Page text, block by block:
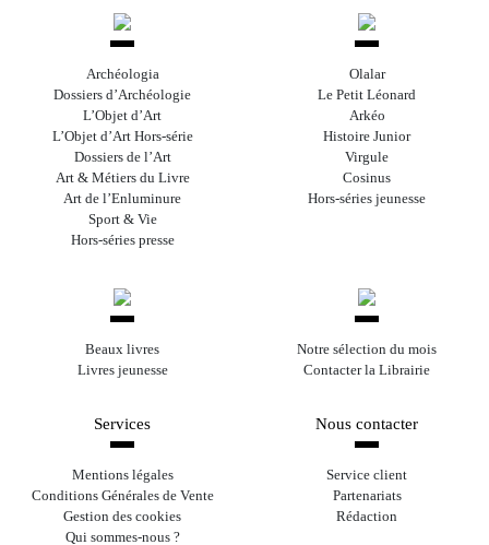
Archéologia
Dossiers d’Archéologie
L’Objet d’Art
L’Objet d’Art Hors-série
Dossiers de l’Art
Art & Métiers du Livre
Art de l’Enluminure
Sport & Vie
Hors-séries presse
Olalar
Le Petit Léonard
Arkéo
Histoire Junior
Virgule
Cosinus
Hors-séries jeunesse
Beaux livres
Livres jeunesse
Notre sélection du mois
Contacter la Librairie
Services
Mentions légales
Conditions Générales de Vente
Gestion des cookies
Qui sommes-nous ?
Nous contacter
Service client
Partenariats
Rédaction